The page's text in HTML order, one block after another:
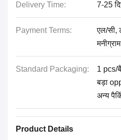
Delivery Time: 7-25
Payment Terms:
एल/सी,
Standard Packaging:
1 pcs/
बड़ा
अन्य
Product Details